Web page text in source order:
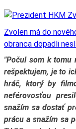
Zvolen má do
obranca dopadli
"Počul som k tomu
rešpektujem, je to
hráč, ktorý by
neférovosťou
snažím sa dostať
prácu a snažím sa